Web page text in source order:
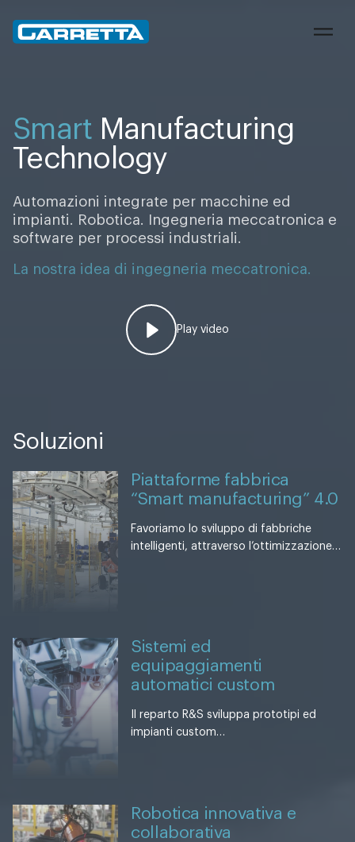
Carretta
Smart Manufacturing
Technology
Automazioni integrate per macchine ed
impianti. Robotica. Ingegneria meccatronica e
software per processi industriali.
La nostra idea di ingegneria meccatronica.
Play video
Soluzioni
Piattaforme fabbrica
“Smart manufacturing” 4.0
Favoriamo lo sviluppo di fabbriche
intelligenti, attraverso l’ottimizzazione…
Sistemi ed
equipaggiamenti
automatici custom
Il reparto R&S sviluppa prototipi ed
impianti custom…
Robotica innovativa e
collaborativa